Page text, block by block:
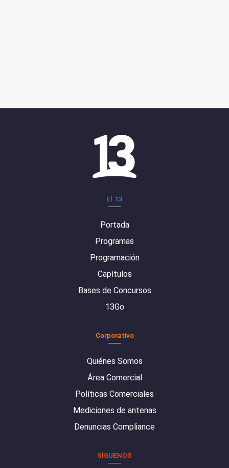
El 13
Portada
Programas
Programación
Capítulos
Bases de Concursos
13Go
Corporativo
Quiénes Somos
Área Comercial
Políticas Comerciales
Mediciones de antenas
Denuncias Compliance
SÍGUENOS